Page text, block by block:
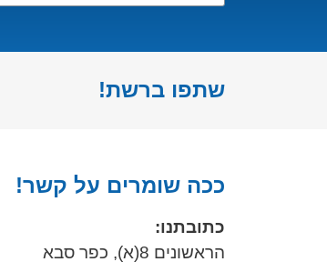
שתפו ברשת!
ככה שומרים על קשר!
כתובתנו:
הראשונים 8(א), כפר סבא